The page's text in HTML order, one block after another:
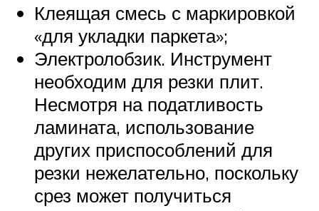
Клеящая смесь с маркировкой
«для укладки паркета»;
Электролобзик. Инструмент
необходим для резки плит.
Несмотря на податливость
ламината, использование
других приспособлений для
резки нежелательно, поскольку
срез может получиться